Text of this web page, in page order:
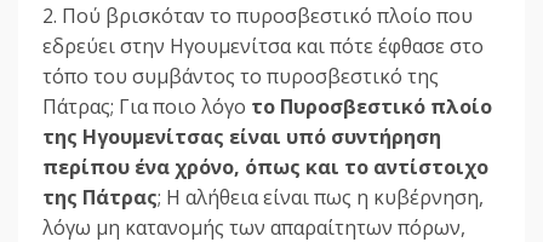
2. Πού βρισκόταν το πυροσβεστικό πλοίο που
εδρεύει στην Ηγουμενίτσα και πότε έφθασε στο
τόπο του συμβάντος το πυροσβεστικό της
Πάτρας; Για ποιο λόγο το Πυροσβεστικό πλοίο
της Ηγουμενίτσας είναι υπό συντήρηση
περίπου ένα χρόνο, όπως και το αντίστοιχο
της Πάτρας; Η αλήθεια είναι πως η κυβέρνηση,
λόγω μη κατανομής των απαραίτητων πόρων,